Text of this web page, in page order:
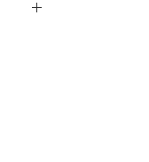
בצל.
אזורי